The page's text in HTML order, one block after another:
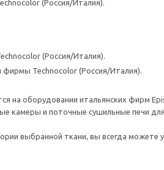
(Россия/Италия).
(Россия/Италия).
фирмы Technocolor (Россия/Италия).
на оборудовании итальянских фирм
камеры и поточные сушильные печи для
выбранной ткани, вы всегда можете